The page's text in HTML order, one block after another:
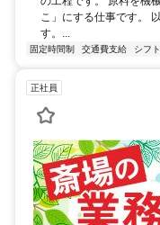
こ」にする仕事です。
す。...
固定時間制 交通費支給 シフ
正社員